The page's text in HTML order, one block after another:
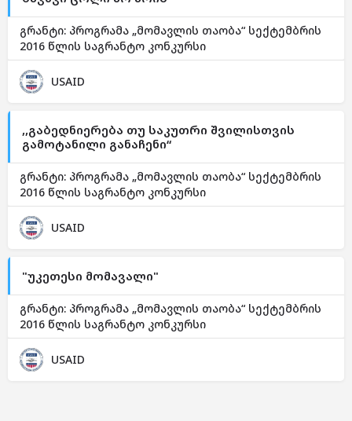
გრანტი: პროგრამა „მომავლის თაობა“ სექტემბრის
2016 წლის საგრანტო კონკურსი
USAID
,,გაბედნიერება თუ საკუთრი შვილისთვის
გამოტანილი განაჩენი“
გრანტი: პროგრამა „მომავლის თაობა“ სექტემბრის
2016 წლის საგრანტო კონკურსი
USAID
"უკეთესი მომავალი"
გრანტი: პროგრამა „მომავლის თაობა“ სექტემბრის
2016 წლის საგრანტო კონკურსი
USAID